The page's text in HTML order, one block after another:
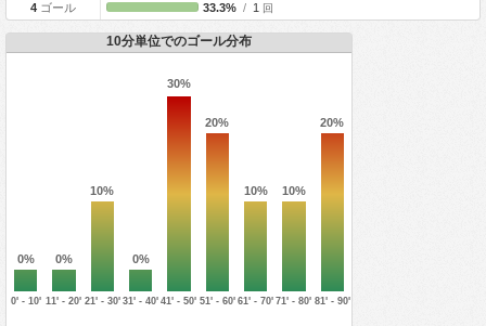
4 ゴール 33.3% /1 回
10分単位でのゴール分布
0% 0%
10%
0%
30%
20%
10% 10%
20%
0' - 10' 11' - 20' 21' - 30' 31' - 40' 41' - 50' 51' - 60' 61' - 70' 71' - 80' 81' - 90'